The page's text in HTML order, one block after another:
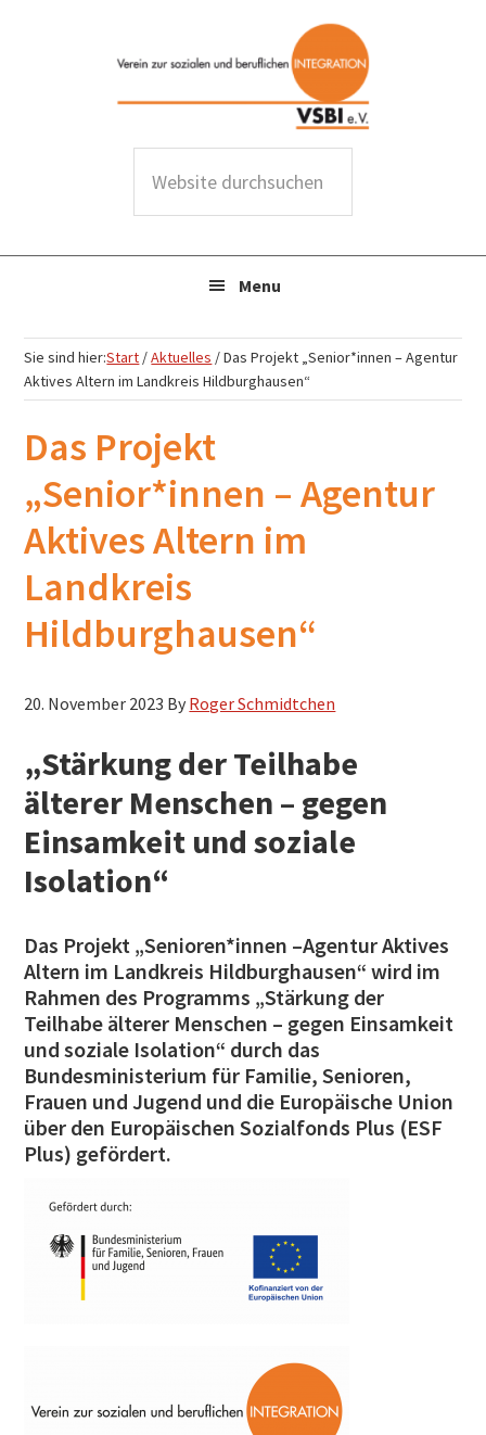
s
e
d
r
h
s
c
h
n
Menu
Sie sind hier:Start /Aktuelles /Das Projekt „Senior*innen – Agentur
Aktives Altern im Landkreis Hildburghausen“
Das Projekt
„Senior*innen – Agentur
Aktives Altern im
Landkreis
Hildburghausen“
20. November 2023 By Roger Schmidtchen
„Stärkung der Teilhabe
älterer Menschen – gegen
Einsamkeit und soziale
Isolation“
Das Projekt „Senioren*innen –Agentur Aktives
Altern im Landkreis Hildburghausen“ wird im
Rahmen des Programms „Stärkung der
Teilhabe älterer Menschen – gegen Einsamkeit
und soziale Isolation“ durch das
Bundesministerium für Familie, Senioren,
Frauen und Jugend und die Europäische Union
über den Europäischen Sozialfonds Plus (ESF
Plus) gefördert.